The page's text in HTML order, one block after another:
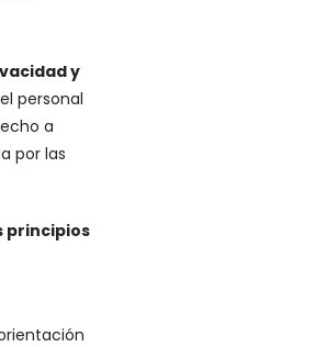
y
personal
a
por las
principios